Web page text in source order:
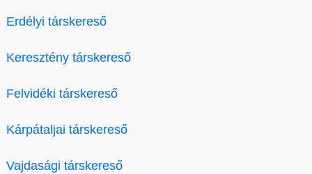
Erdélyi társkereső
Keresztény társkereső
Felvidéki társkereső
Kárpátaljai társkereső
Vajdasági társkereső